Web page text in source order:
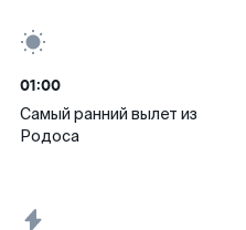
01:00
Самый ранний вылет из
Родоса